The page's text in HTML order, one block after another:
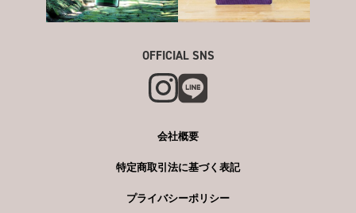
OFFICIAL SNS
会社概要
特定商取引法に基づく表記
プライバシーポリシー